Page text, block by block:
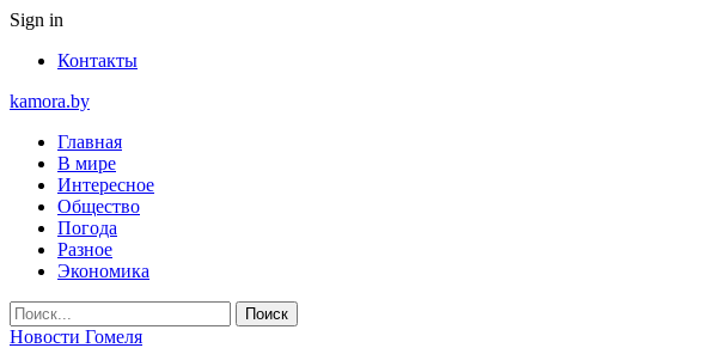
Sign in
Контакты
kamora.by
Главная
В мире
Интересное
Общество
Погода
Разное
Экономика
Новости Гомеля